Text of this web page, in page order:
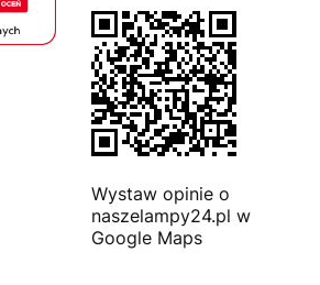
Wystaw opinie o
naszelampy24.pl w
Google Maps